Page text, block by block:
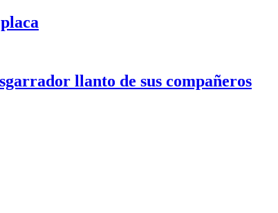
llanto de sus compañeros